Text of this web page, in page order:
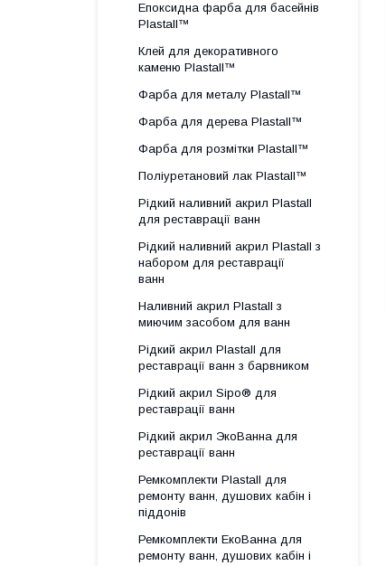
Епоксидна фарба для басейнів
Plastall™
Клей для декоративного
каменю Plastall™
Фарба для металу Plastall™
Фарба для дерева Plastall™
Фарба для розмітки Plastall™
Поліуретановий лак Plastall™
Рідкий наливний акрил Plastall
для реставрації ванн
Рідкий наливний акрил Plastall з
набором для реставрації
ванн
Наливний акрил Plastall з
миючим засобом для ванн
Рідкий акрил Plastall для
реставрації ванн з барвником
Рідкий акрил Sipo® для
реставрації ванн
Рідкий акрил ЭкоВанна для
реставрації ванн
Ремкомплекти Plastall для
ремонту ванн, душових кабін і
піддонів
Ремкомплекти ЕкоВанна для
ремонту ванн, душових кабін і